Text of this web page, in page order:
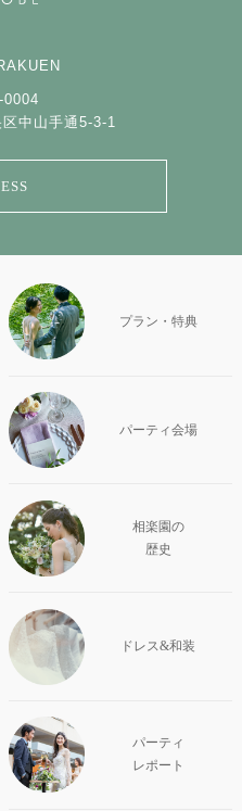
0004
中山手通5-3-1
プラン・特典
パーティ会場
相楽園の
歴史
ドレス&和装
パーティ
レポート